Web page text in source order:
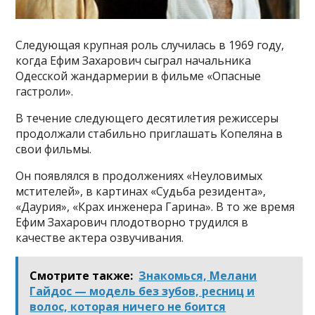
Следующая крупная роль случилась в 1969 году,
когда Ефим Захарович сыграл начальника
Одесской жандармерии в фильме «Опасные
гастроли».
В течение следующего десятилетия режиссеры
продолжали стабильно приглашать Копеляна в
свои фильмы.
Он появлялся в продолжениях «Неуловимых
мстителей», в картинах «Судьба резидента»,
«Даурия», «Крах инженера Гарина». В то же время
Ефим Захарович плодотворно трудился в
качестве актера озвучивания.
Смотрите также: Знакомься, Мелани
Гайдос — модель без зубов, ресниц и
волос, которая ничего не боится